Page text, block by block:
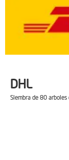
DHL
Siembra de 80 arboles